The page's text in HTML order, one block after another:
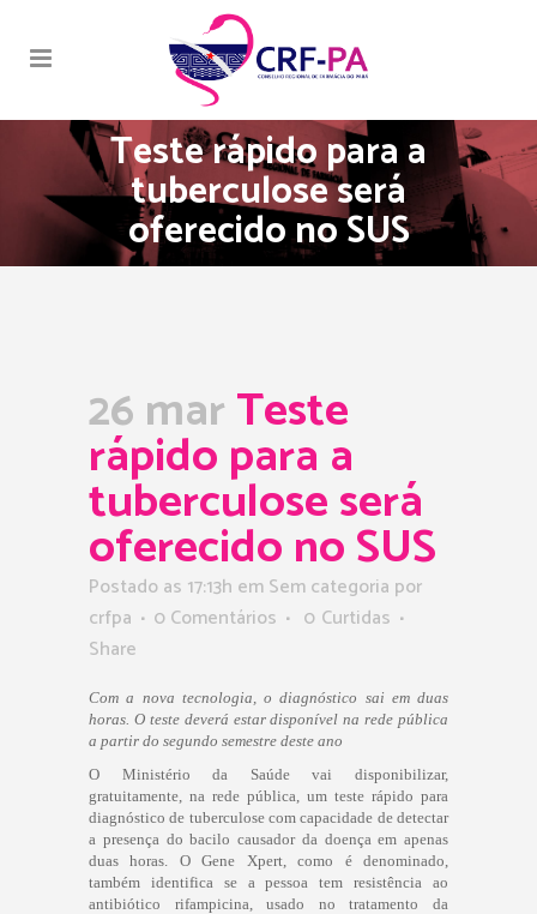
Teste rápido para a
tuberculose será
oferecido no SUS
26 marTeste
rápido para a
tuberculose será
oferecido no SUS
Postado as 17:13h em Sem categoria por
crfpa
0 Comentários 0 Curtidas
Share
Com a nova tecnologia, o diagnóstico sai em duas
horas. O teste deverá estar disponível na rede pública
a partir do segundo semestre deste ano
O Ministério da Saúde vai disponibilizar,
gratuitamente, na rede pública, um teste rápido para
diagnóstico de tuberculose com capacidade de detectar
a presença do bacilo causador da doença em apenas
duas horas. O Gene Xpert, como é denominado,
também identifica se a pessoa tem resistência ao
antibiótico rifampicina, usado no tratamento da